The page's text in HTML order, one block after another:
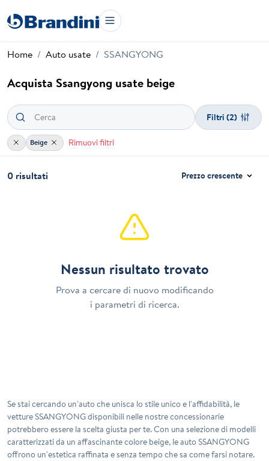
Home Auto usate SSANGYONG
Acquista Ssangyong usate beige
Filtri (2)
Beige Rimuovi filtri
0 risultati Prezzo crescente
Nessun risultato trovato
Prova a cercare di nuovo modificando
i parametri di ricerca.
Se stai cercando un'auto che unisca lo stile unico e l'affidabilità, le
vettureSSANGYONGdisponibili nelle nostre concessionarie
potrebbero essere la scelta giusta per te. Con una selezione di modelli
caratterizzati da un affascinante colore beige, le auto SSANGYONG
offrono un'estetica raffinata e senza tempo che sa come farsi notare.